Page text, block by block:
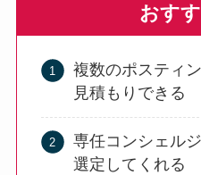
おす
複数のポスティ
見積もりできる
専任コンシェル
選定してくれる